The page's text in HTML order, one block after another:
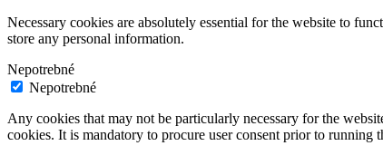
Necessary cookies are absolutely essential for the website to
store any personal information.
Nepotrebné
Nepotrebné
Any cookies that may not be particularly necessary for the
cookies. It is mandatory to procure user consent prior to running